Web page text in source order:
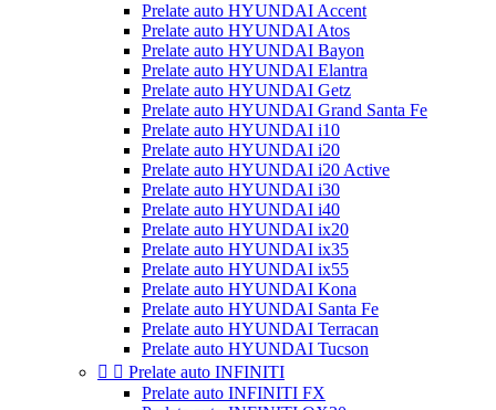
Prelate auto HYUNDAI Accent
Prelate auto HYUNDAI Atos
Prelate auto HYUNDAI Bayon
Prelate auto HYUNDAI Elantra
Prelate auto HYUNDAI Getz
Prelate auto HYUNDAI Grand Santa Fe
Prelate auto HYUNDAI i10
Prelate auto HYUNDAI i20
Prelate auto HYUNDAI i20 Active
Prelate auto HYUNDAI i30
Prelate auto HYUNDAI i40
Prelate auto HYUNDAI ix20
Prelate auto HYUNDAI ix35
Prelate auto HYUNDAI ix55
Prelate auto HYUNDAI Kona
Prelate auto HYUNDAI Santa Fe
Prelate auto HYUNDAI Terracan
Prelate auto HYUNDAI Tucson
  Prelate auto INFINITI
Prelate auto INFINITI FX